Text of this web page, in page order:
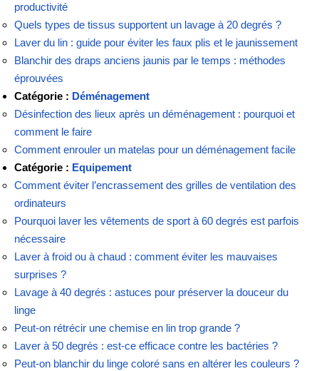
productivité
Quels types de tissus supportent un lavage à 20 degrés ?
Laver du lin : guide pour éviter les faux plis et le jaunissement
Blanchir des draps anciens jaunis par le temps : méthodes
éprouvées
Catégorie : Déménagement
Désinfection des lieux après un déménagement : pourquoi et
comment le faire
Comment enrouler un matelas pour un déménagement facile
Catégorie : Equipement
Comment éviter l’encrassement des grilles de ventilation des
ordinateurs
Pourquoi laver les vêtements de sport à 60 degrés est parfois
nécessaire
Laver à froid ou à chaud : comment éviter les mauvaises
surprises ?
Lavage à 40 degrés : astuces pour préserver la douceur du
linge
Peut-on rétrécir une chemise en lin trop grande ?
Laver à 50 degrés : est-ce efficace contre les bactéries ?
Peut-on blanchir du linge coloré sans en altérer les couleurs ?